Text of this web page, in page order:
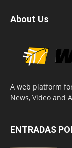
About Us
A web platform
News, Video and
ENTRADAS